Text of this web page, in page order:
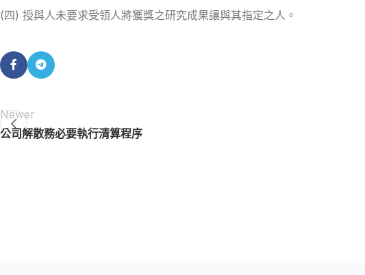
(四) 授與人未要求受領人將獲獎之研究成果讓與其指定之人。
Newer
公司解散務必要執行清算程序